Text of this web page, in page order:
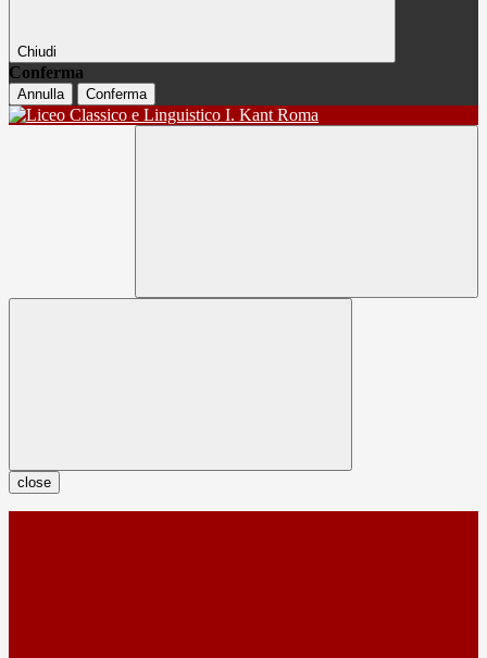
Chiudi
Conferma
Annulla Conferma
close